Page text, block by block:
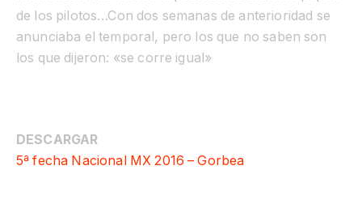
de los pilotos…Con dos semanas de anterioridad se
anunciaba el temporal, pero los que no saben son
los que dijeron: «se corre igual»
DESCARGAR
5ª fecha Nacional MX 2016 – Gorbea